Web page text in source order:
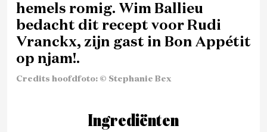
hemels romig. Wim Ballieu
bedacht dit recept voor Rudi
Vranckx, zijn gast in Bon Appétit
op njam!.
Credits hoofdfoto: © Stephanie Bex
Ingrediënten